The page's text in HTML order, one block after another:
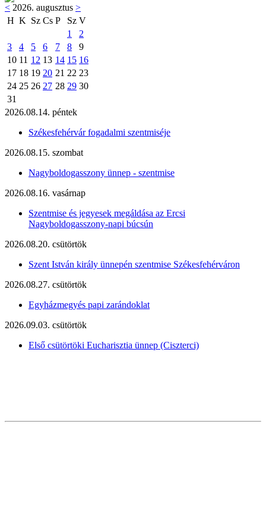
< 2026. augusztus >
H K Sz Cs P Sz V
1
2
3
4 5 6 7 8
9
10 11 12 13 14 15 16
17 18 19 20 21 22 23
24 25 26 27 28 29 30
31
2026.08.14. péntek
Székesfehérvár fogadalmi szentmiséje
2026.08.15. szombat
Nagyboldogasszony ünnep - szentmise
2026.08.16. vasárnap
Szentmise és jegyesek megáldása az Ercsi
Nagyboldogasszony-napi búcsún
2026.08.20. csütörtök
Szent István király ünnepén szentmise Székesfehérváron
2026.08.27. csütörtök
Egyházmegyés papi zarándoklat
2026.09.03. csütörtök
Első csütörtöki Eucharisztia ünnep (Ciszterci)